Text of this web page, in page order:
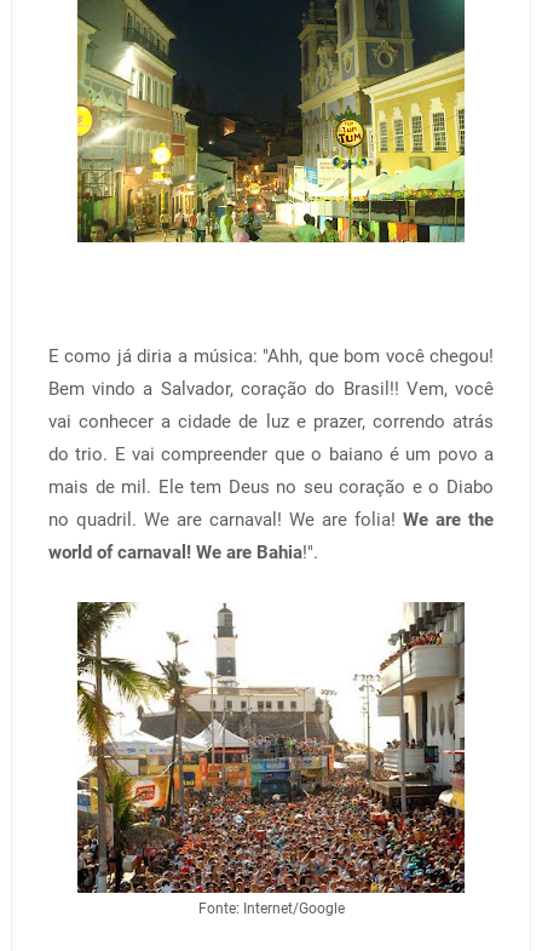
E como já diria a música: "Ahh, que bom você chegou!
Bem vindo a Salvador, coração do Brasil!! Vem, você
vai conhecer a cidade de luz e prazer, correndo atrás
do trio. E vai compreender que o baiano é um povo a
mais de mil. Ele tem Deus no seu coração e o Diabo
no quadril. We are carnaval! We are folia!We are the
world of carnaval! We are Bahia!".
Fonte: Internet/Google